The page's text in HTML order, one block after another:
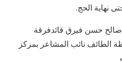
نهاية الحج.
صالح حسن فيرق قائدفرقة
الطائف نائب المشاعر بمركز